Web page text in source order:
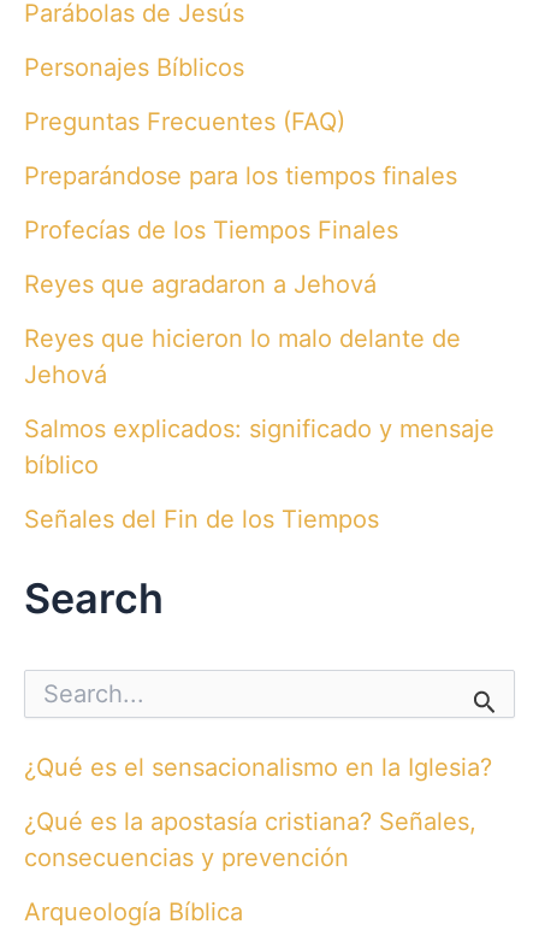
Parábolas de Jesús
Personajes Bíblicos
Preguntas Frecuentes (FAQ)
Preparándose para los tiempos finales
Profecías de los Tiempos Finales
Reyes que agradaron a Jehová
Reyes que hicieron lo malo delante de
Jehová
Salmos explicados: significado y mensaje
bíblico
Señales del Fin de los Tiempos
Search
c
f
o
r
¿Qué es el sensacionalismo en la Iglesia?
¿Qué es la apostasía cristiana? Señales,
consecuencias y prevención
Arqueología Bíblica